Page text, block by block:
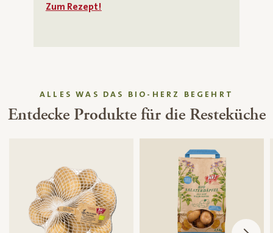
Zum Rezept!
ALLES WAS DAS BIO-HERZ BEGEHRT
Entdecke Produkte für die Resteküche